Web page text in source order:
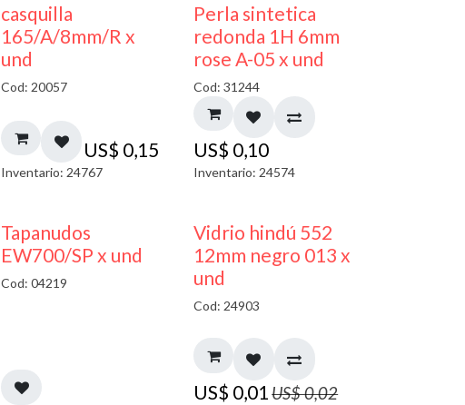
casquilla
165/A/8mm/R x
und
Cod: 20057
US$ 0,15
Inventario: 24767
Perla sintetica
redonda 1H 6mm
rose A-05 x und
Cod: 31244
US$ 0,10
Inventario: 24574
50% DESCUENTO
Tapanudos
EW700/SP x und
Cod: 04219 40% DESCUENTO
Vidrio hindú 552
12mm negro 013 x
und
Cod: 24903
US$ 0,01 US$0,02